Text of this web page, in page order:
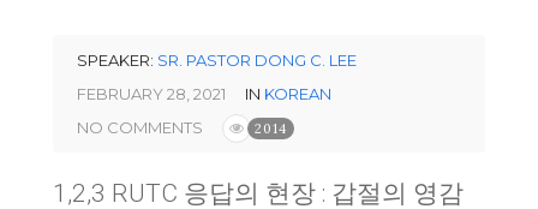
SPEAKER: SR. PASTOR DONG C. LEE
FEBRUARY 28, 2021
IN KOREAN
NO COMMENTS
2014
1,2,3 RUTC 응답의 현장 : 갑절의 영감